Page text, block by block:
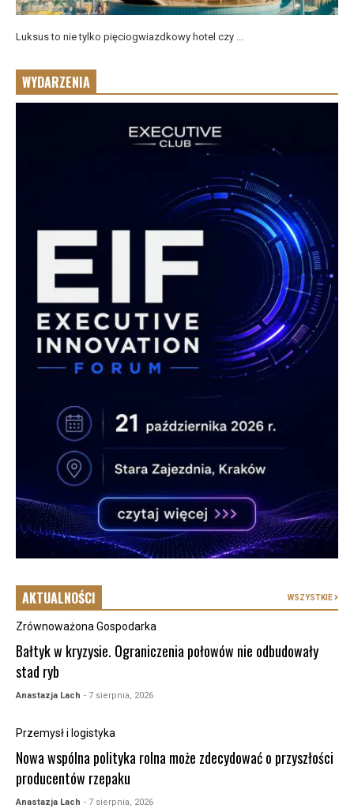
Luksus to nie tylko pięciogwiazdkowy hotel czy ...
WYDARZENIA
AKTUALNOŚCI WSZYSTKIE
Zrównoważona Gospodarka
Bałtyk w kryzysie. Ograniczenia połowów nie odbudowały
stad ryb
Anastazja Lach - 7 sierpnia, 2026
Przemysł i logistyka
Nowa wspólna polityka rolna może zdecydować o przyszłości
producentów rzepaku
Anastazja Lach - 7 sierpnia, 2026